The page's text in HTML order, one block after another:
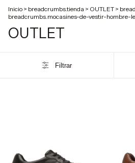
Inicio > breadcrumbs.tienda > OUTLET >
breadcrumbs.mocasines-de-vestir-hombre-
OUTLET
Filtrar